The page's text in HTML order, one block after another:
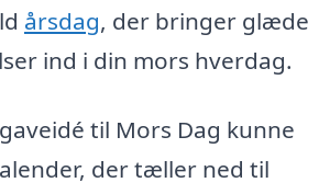
årsdag, der bringer glæde
ind i din mors hverdag.
til Mors Dag kunne
der tæller ned til